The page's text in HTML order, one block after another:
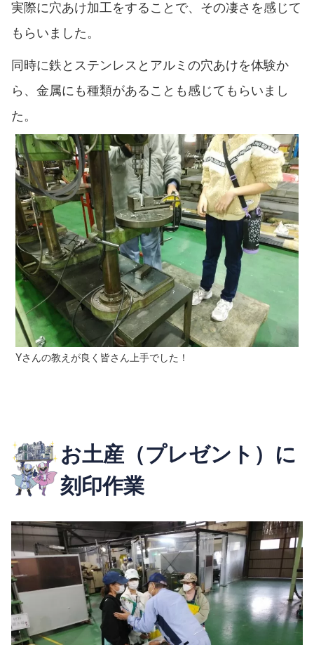
実際に穴あけ加工をすることで、その凄さを感じて
もらいました。
同時に鉄とステンレスとアルミの穴あけを体験か
ら、金属にも種類があることも感じてもらいまし
た。
Yさんの教えが良く皆さん上手でした！
お土産（プレゼント）に
刻印作業